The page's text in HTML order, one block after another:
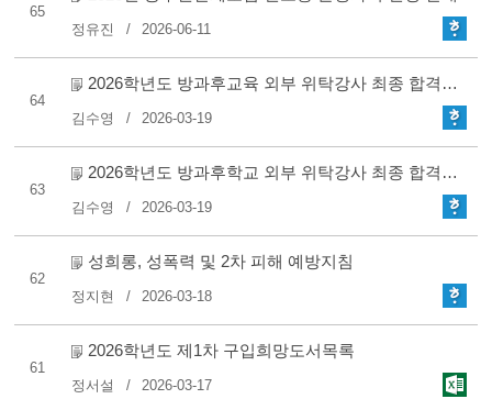
65
정유진 2026-06-11
64
2026학년도 방과후교육 외부 위탁강사 최종 합격자(재공고)
김수영 2026-03-19
63
2026학년도 방과후학교 외부 위탁강사 최종 합격자 (재공고)
김수영 2026-03-19
62
성희롱, 성폭력 및 2차 피해 예방지침
정지현 2026-03-18
61
2026학년도 제1차 구입희망도서목록
정서설 2026-03-17